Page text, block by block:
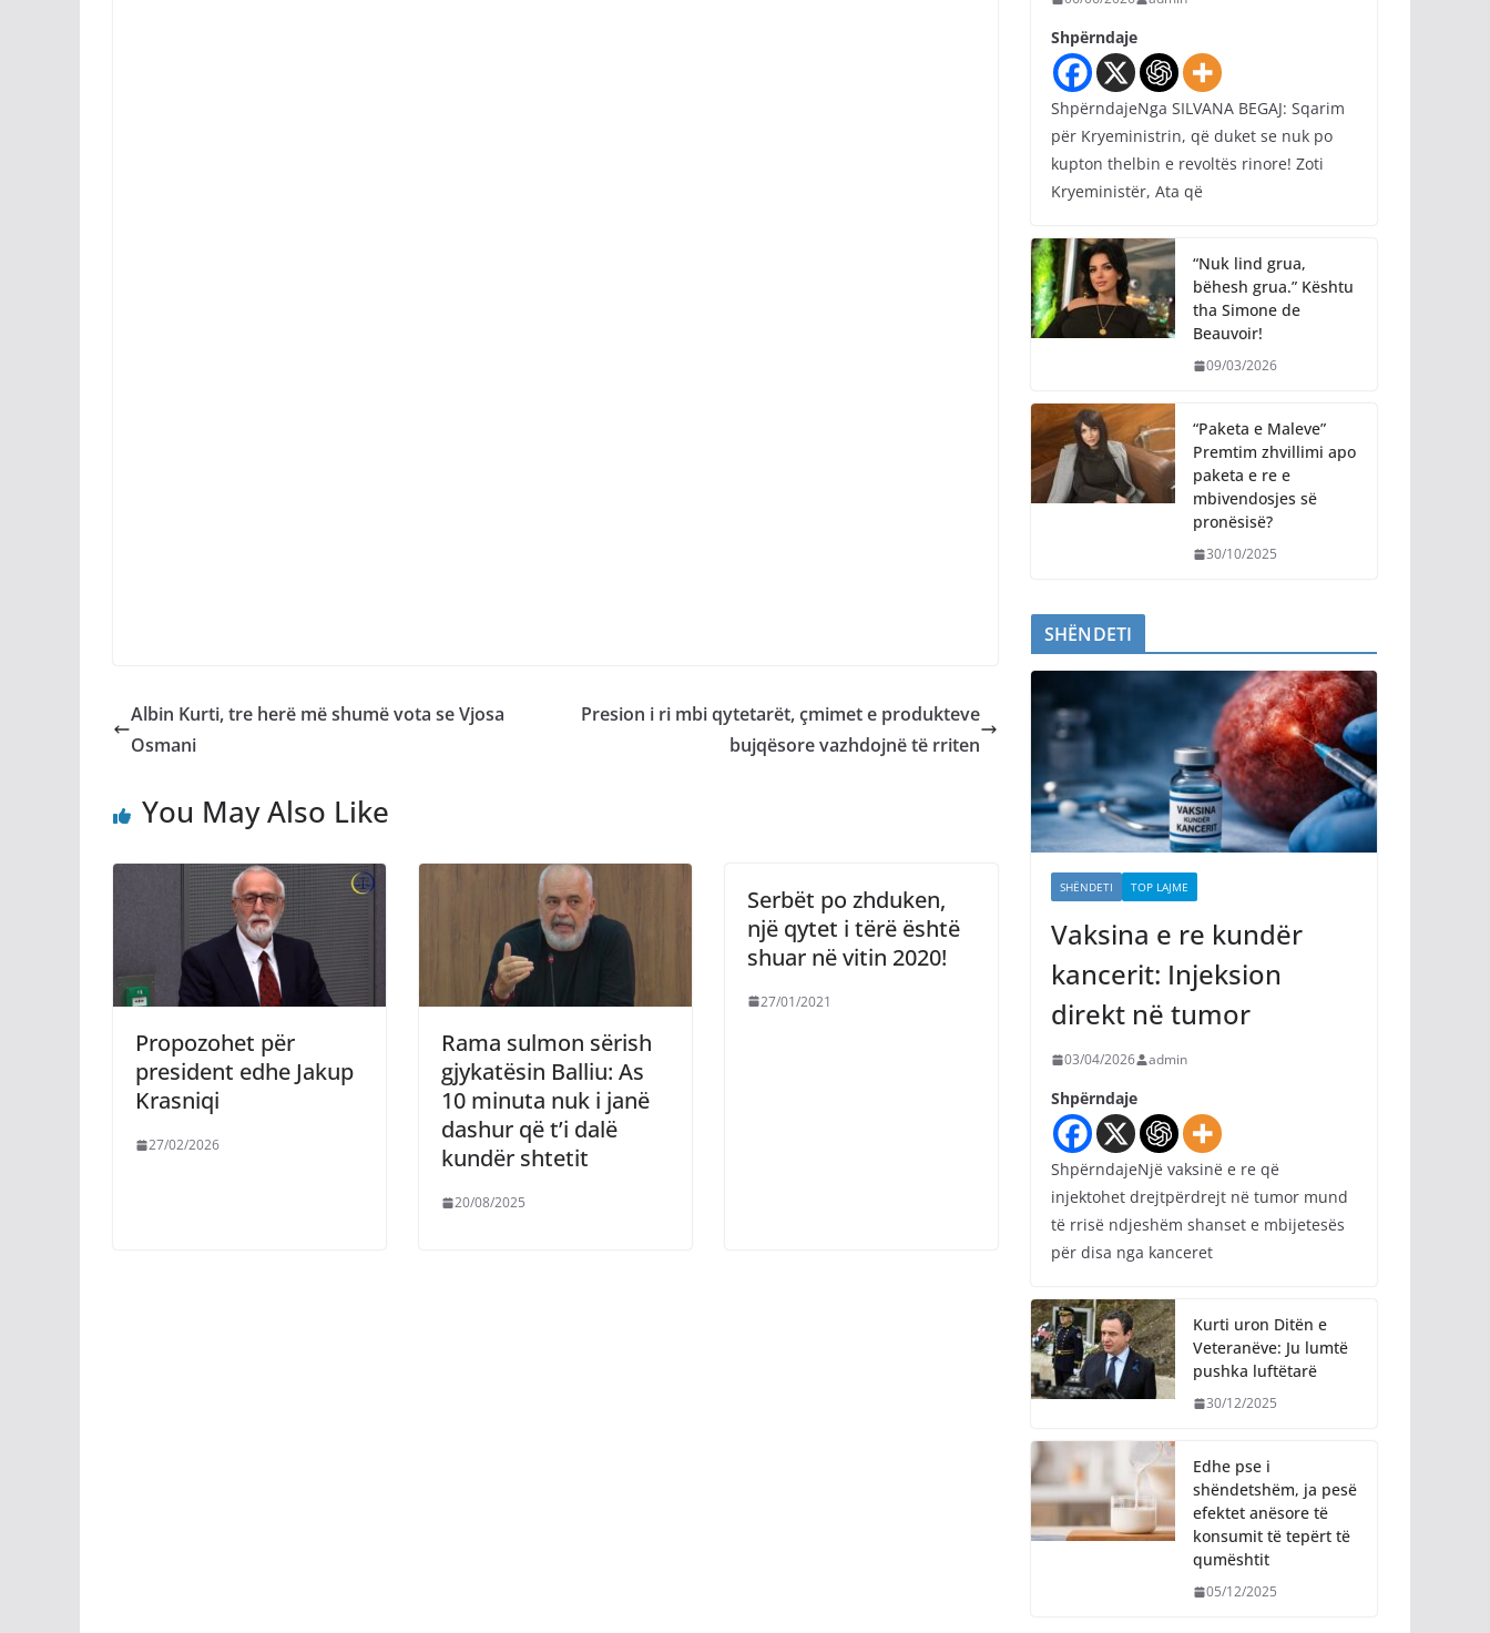
Albin Kurti, tre herë më shumë vota se Vjosa
Osmani
Presion i ri mbi qytetarët, çmimet e produkteve
bujqësore vazhdojnë të rriten
You May Also Like
Propozohet për
president edhe Jakup
Krasniqi
27/02/2026
Rama sulmon sërish
gjykatësin Balliu: As
10 minuta nuk i janë
dashur që t’i dalë
kundër shtetit
20/08/2025
Serbët po zhduken,
një qytet i tërë është
shuar në vitin 2020!
27/01/2021
Shpërndaje
ShpërndajeNga SILVANA BEGAJ: Sqarim
për Kryeministrin, që duket se nuk po
kupton thelbin e revoltës rinore! Zoti
Kryeministër, Ata që
“Nuk lind grua,
bëhesh grua.” Kështu
tha Simone de
Beauvoir!
09/03/2026
“Paketa e Maleve”
Premtim zhvillimi apo
paketa e re e
mbivendosjes së
pronësisë?
30/10/2025
SHËNDETI
SHËNDETI TOP LAJME
Vaksina e re kundër
kancerit: Injeksion
direkt në tumor
03/04/2026 admin
Shpërndaje
ShpërndajeNjë vaksinë e re që
injektohet drejtpërdrejt në tumor mund
të rrisë ndjeshëm shanset e mbijetesës
për disa nga kanceret
Kurti uron Ditën e
Veteranëve: Ju lumtë
pushka luftëtarë
30/12/2025
Edhe pse i
shëndetshëm, ja pesë
efektet anësore të
konsumit të tepërt të
qumështit
05/12/2025